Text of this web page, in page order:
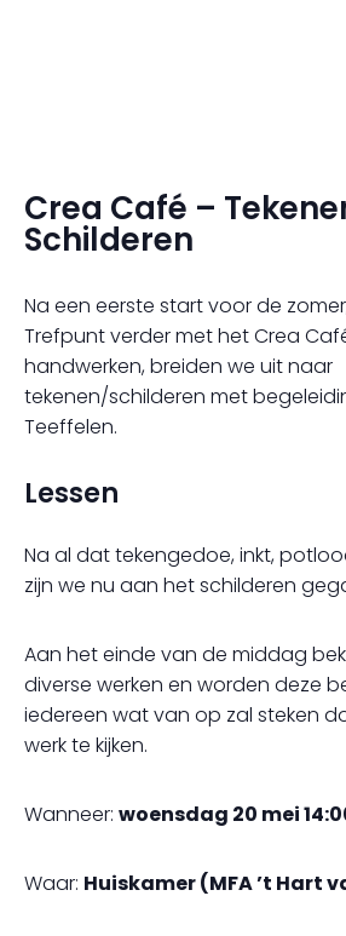
Crea Café –
Schilderen
Na een eerste start voor de
Trefpunt verder met het Crea
handwerken, breiden we uit naar
tekenen/schilderen met
Teeffelen.
Lessen
Na al dat tekengedoe, inkt,
zijn we nu aan het schilderen
Aan het einde van de middag
diverse werken en worden deze
iedereen wat van op zal steken
werk te kijken.
Wanneer: woensdag 20 mei
Waar: Huiskamer (MFA ’t Hart